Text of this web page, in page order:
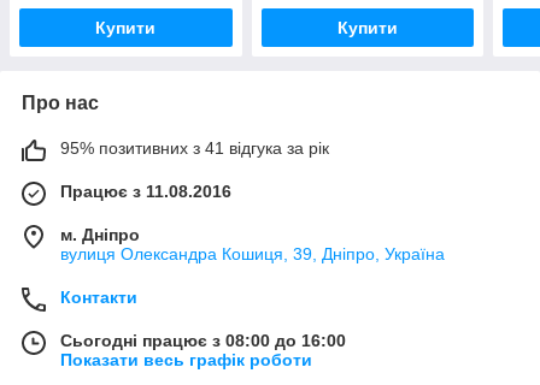
Купити Купити
Про нас
95% позитивних з 41 відгука за рік
Працює з 11.08.2016
м. Дніпро
вулиця Олександра Кошиця, 39, Дніпро, Україна
Контакти
Сьогодні працює з 08:00 до 16:00
Показати весь графік роботи